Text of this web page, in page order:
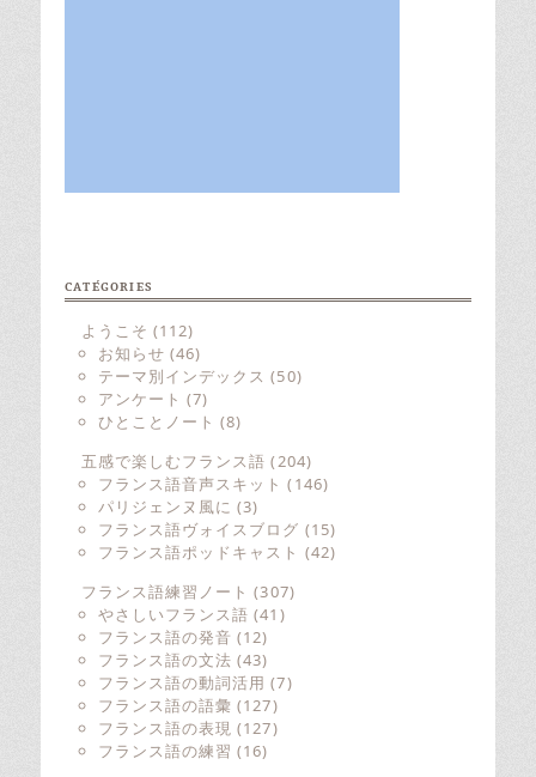
CATÉGORIES
ようこそ (112)
お知らせ (46)
テーマ別インデックス (50)
アンケート (7)
ひとことノート (8)
五感で楽しむフランス語 (204)
フランス語音声スキット (146)
パリジェンヌ風に (3)
フランス語ヴォイスブログ (15)
フランス語ポッドキャスト (42)
フランス語練習ノート (307)
やさしいフランス語 (41)
フランス語の発音 (12)
フランス語の文法 (43)
フランス語の動詞活用 (7)
フランス語の語彙 (127)
フランス語の表現 (127)
フランス語の練習 (16)